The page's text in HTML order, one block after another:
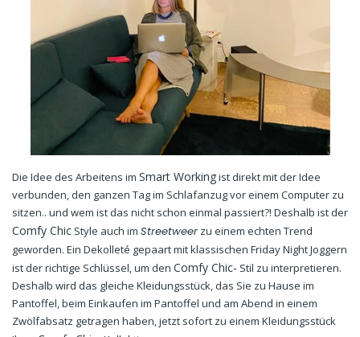
Die Idee des Arbeitens im Smart Workingist direkt mit der Idee
verbunden, den ganzen Tag im Schlafanzug vor einem Computer zu
sitzen.. und wem ist das nicht schon einmal passiert?! Deshalb ist der
Comfy Chic Style auch im Streetweer zu einem echten Trend
geworden. Ein Dekolleté gepaart mit klassischen Friday Night Joggern
ist der richtige Schlüssel, um den Comfy Chic- Stil zu interpretieren.
Deshalb wird das gleiche Kleidungsstück, das Sie zu Hause im
Pantoffel, beim Einkaufen im Pantoffel und am Abend in einem
Zwölfabsatz getragen haben, jetzt sofort zu einem Kleidungsstück